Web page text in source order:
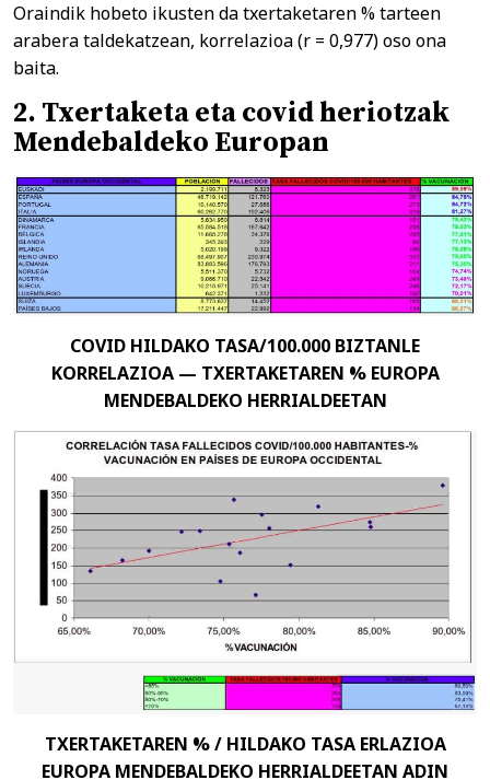
Oraindik hobeto ikusten da txertaketaren % tarteen
arabera taldekatzean, korrelazioa (r = 0,977) oso ona
baita.
2. Txertaketa eta covid heriotzak
Mendebaldeko Europan
COVID HILDAKO TASA/100.000 BIZTANLE
KORRELAZIOA — TXERTAKETAREN % EUROPA
MENDEBALDEKO HERRIALDEETAN
TXERTAKETAREN % / HILDAKO TASA ERLAZIOA
EUROPA MENDEBALDEKO HERRIALDEETAN ADIN